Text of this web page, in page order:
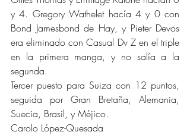
y 4. Gregory Wathelet hacía 4 y 0 con
Bond Jamesbond de Hay, y Pieter Devos
era eliminado con Casual Dv Z en el triple
en la primera manga, y no salía a la
segunda.
Tercer puesto para Suiza con 12 puntos,
seguida por Gran Bretaña, Alemania,
Suecia, Brasil, y Méjico.
Carolo López-Quesada